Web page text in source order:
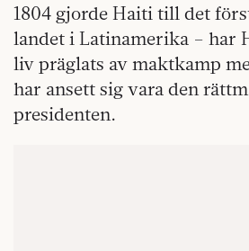
1804 gjorde Haiti till det
landet i Latinamerika – har
liv präglats av maktkamp
har ansett sig vara den
presidenten.